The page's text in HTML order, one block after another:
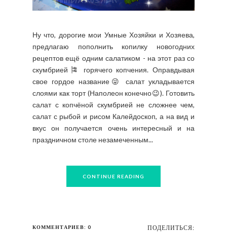
Ну что, дорогие мои Умные Хозяйки и Хозяева,
предлагаю пополнить копилку новогодних
рецептов ещё одним салатиком - на этот раз со
скумбрией🎏 горячего копчения. Оправдывая
свое гордое название😜 салат укладывается
слоями как торт (Наполеон конечно😉). Готовить
салат с копчёной скумбрией не сложнее чем,
салат с рыбой и рисом Калейдоскоп, а на вид и
вкус он получается очень интересный и на
праздничном столе незамеченным...
CONTINUE READING
КОММЕНТАРИЕВ: 0 ПОДЕЛИТЬСЯ: